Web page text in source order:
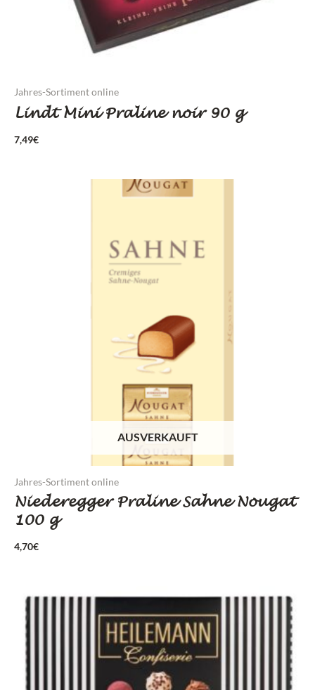
Jahres-Sortiment online
Lindt Mini Praline noir 90 g
7,49€
AUSVERKAUFT
Jahres-Sortiment online
Niederegger Praline Sahne Nougat
100 g
4,70€